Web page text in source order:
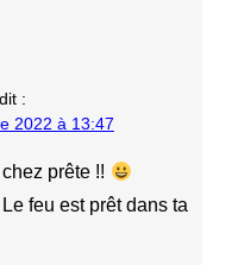
dit :
2022 à 13:47
prête !!
feu est prêt dans ta